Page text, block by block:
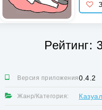
Рейтинг:
Версия приложения:0.4.2
Жанр/Категория: